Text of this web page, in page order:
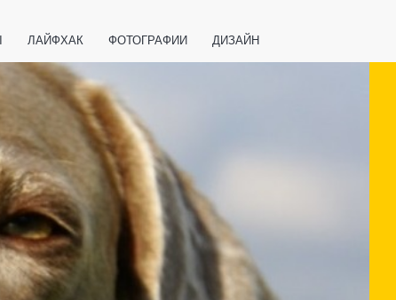
ЛАЙФХАК ФОТОГРАФИИ ДИЗАЙН
ВАЖНО ЗНАТЬ